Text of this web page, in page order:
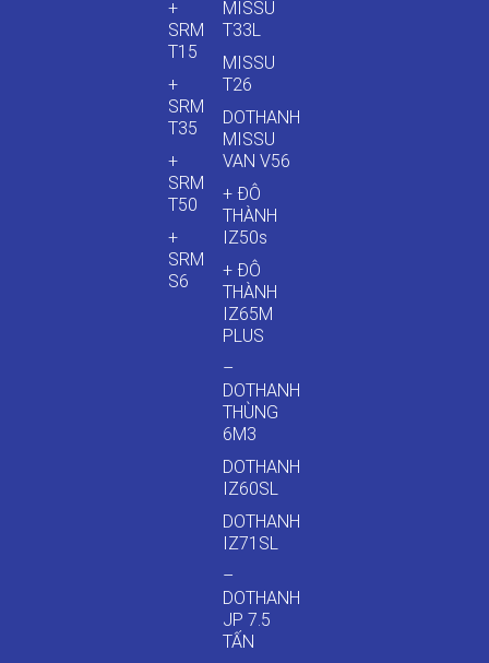
+
SRM
T15
+
SRM
T35
+
SRM
T50
+
SRM
S6
MISSU
T33L
MISSU
T26
DOTHANH
MISSU
VAN V56
+ ĐÔ
THÀNH
IZ50s
+ ĐÔ
THÀNH
IZ65M
PLUS
–
DOTHANH
THÙNG
6M3
DOTHANH
IZ60SL
DOTHANH
IZ71SL
–
DOTHANH
JP 7.5
TẤN